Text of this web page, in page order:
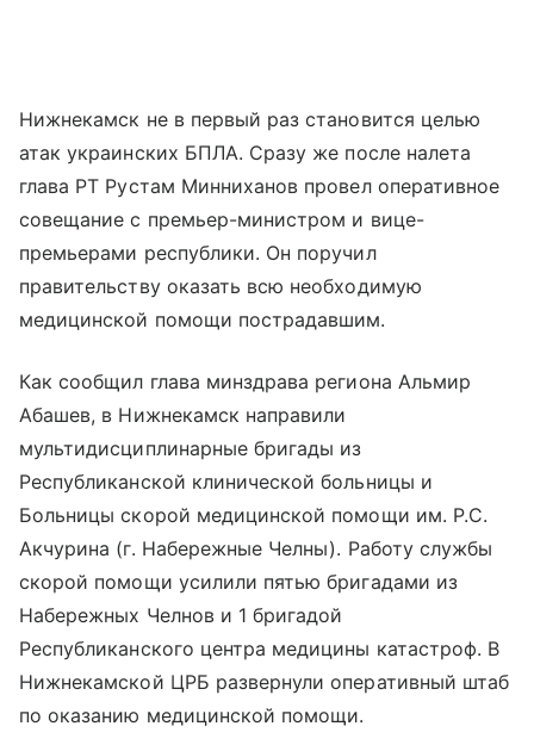
Нижнекамск не в первый раз становится целью
атак украинских БПЛА. Сразу же после налета
глава РТ Рустам Минниханов провел оперативное
совещание с премьер-министром и вице-
премьерами республики. Он поручил
правительству оказать всю необходимую
медицинской помощи пострадавшим.
Как сообщил глава минздрава региона Альмир
Абашев, в Нижнекамск направили
мультидисциплинарные бригады из
Республиканской клинической больницы и
Больницы скорой медицинской помощи им. Р.С.
Акчурина (г. Набережные Челны). Работу службы
скорой помощи усилили пятью бригадами из
Набережных Челнов и 1 бригадой
Республиканского центра медицины катастроф. В
Нижнекамской ЦРБ развернули оперативный штаб
по оказанию медицинской помощи.